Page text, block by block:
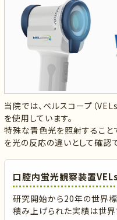
当院では、ベルスコープ（
を使用しています。
特殊な青色光を照射すること
を光の反応の違いとして確認
口腔内蛍光観察装置
研究開始から20年の世界
積み上げられた実績は世